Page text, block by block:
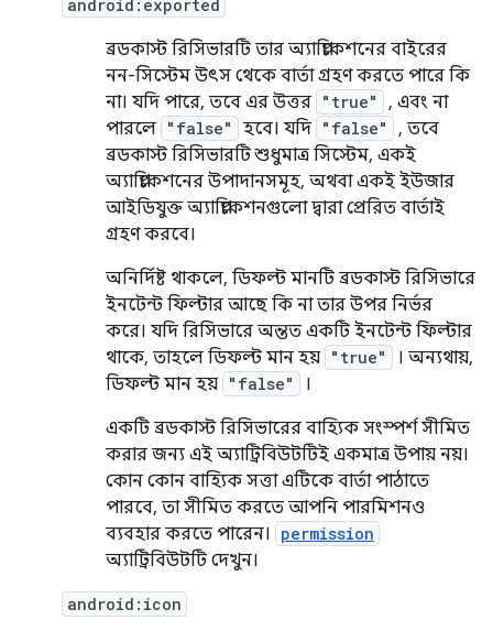
android:exported
ব্রডকাস্ট রিসিভারটি তার অ্যাপ্লিকেশনের বাইরের
নন-সিস্টেম উৎস থেকে বার্তা গ্রহণ করতে পারে কি
না। যদি পারে, তবে এর উত্তর "true"
, এবং না
পারলে "false" হবে। যদি "false"
, তবে
ব্রডকাস্ট রিসিভারটি শুধুমাত্র সিস্টেম, একই
অ্যাপ্লিকেশনের উপাদানসমূহ, অথবা একই ইউজার
আইডিযুক্ত অ্যাপ্লিকেশনগুলো দ্বারা প্রেরিত বার্তাই
গ্রহণ করবে।
অনির্দিষ্ট থাকলে, ডিফল্ট মানটি ব্রডকাস্ট রিসিভারে
ইনটেন্ট ফিল্টার আছে কি না তার উপর নির্ভর
করে। যদি রিসিভারে অন্তত একটি ইনটেন্ট ফিল্টার
থাকে, তাহলে ডিফল্ট মান হয় "true"
। অন্যথায়,
ডিফল্ট মান হয় "false"
।
একটি ব্রডকাস্ট রিসিভারের বাহ্যিক সংস্পর্শ সীমিত
করার জন্য এই অ্যাট্রিবিউটটিই একমাত্র উপায় নয়।
কোন কোন বাহ্যিক সত্তা এটিকে বার্তা পাঠাতে
পারবে, তা সীমিত করতে আপনি পারমিশনও
ব্যবহার করতে পারেন।
permission
অ্যাট্রিবিউটটি দেখুন।
android:icon